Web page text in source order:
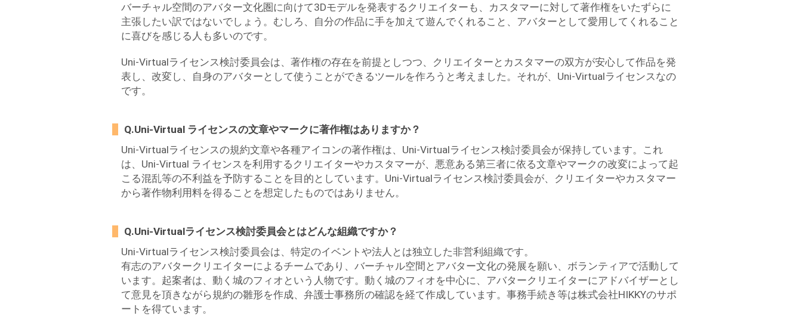
バーチャル空間のアバター文化圏に向けて3Dモデルを発表するクリエイターも、カスタマーに対して著作権をいたずらに
主張したい訳ではないでしょう。むしろ、自分の作品に手を加えて遊んでくれること、アバターとして愛用してくれること
に喜びを感じる人も多いのです。
Uni-Virtualライセンス検討委員会は、著作権の存在を前提としつつ、クリエイターとカスタマーの双方が安心して作品を発
表し、改変し、自身のアバターとして使うことができるツールを作ろうと考えました。それが、Uni-Virtualライセンスなの
です。
Q.Uni-Virtual ライセンスの文章やマークに著作権はありますか？
Uni-Virtualライセンスの規約文章や各種アイコンの著作権は、Uni-Virtualライセンス検討委員会が保持しています。これ
は、Uni-Virtual ライセンスを利用するクリエイターやカスタマーが、悪意ある第三者に依る文章やマークの改変によって起
こる混乱等の不利益を予防することを目的としています。Uni-Virtualライセンス検討委員会が、クリエイターやカスタマー
から著作物利用料を得ることを想定したものではありません。
Q.Uni-Virtualライセンス検討委員会とはどんな組織ですか？
Uni-Virtualライセンス検討委員会は、特定のイベントや法人とは独立した非営利組織です。
有志のアバタークリエイターによるチームであり、バーチャル空間とアバター文化の発展を願い、ボランティアで活動して
います。起案者は、動く城のフィオという人物です。動く城のフィオを中心に、アバタークリエイターにアドバイザーとし
て意見を頂きながら規約の雛形を作成、弁護士事務所の確認を経て作成しています。事務手続き等は株式会社HIKKYのサポ
ートを得ています。